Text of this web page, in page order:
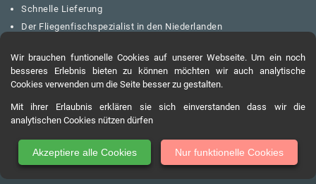
Schnelle Lieferung
Der Fliegenfischspezialist in den Niederlanden
Wir brauchen funtionelle Cookies auf unserer Webseite. Um ein noch
besseres Erlebnis bieten zu können möchten wir auch analytische
Cookies verwenden um die Seite besser zu gestalten.
Mit ihrer Erlaubnis erklären sie sich einverstanden dass wir die
analytischen Cookies nützen dürfen
Akzeptiere alle Cookies Nur funktionelle Cookies